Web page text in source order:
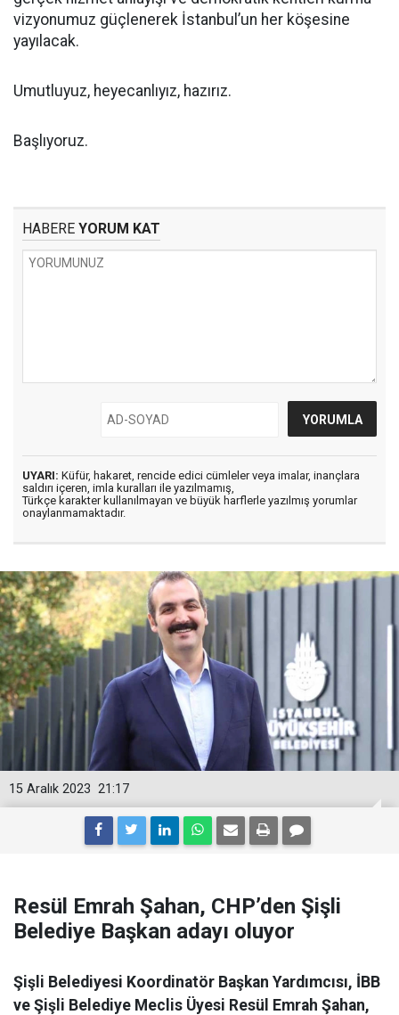
vizyonumuz güçlenerek İstanbul’un her köşesine
yayılacak.
Umutluyuz, heyecanlıyız, hazırız.
Başlıyoruz.
HABERE YORUM KAT
UYARI: Küfür, hakaret, rencide edici cümleler veya imalar, inançlara
saldırı içeren, imla kuralları ile yazılmamış,
Türkçe karakter kullanılmayan ve büyük harflerle yazılmış yorumlar
onaylanmamaktadır.
21:17
15 Aralık 2023
Resül Emrah Şahan, CHP’den Şişli
Belediye Başkan adayı oluyor
Şişli Belediyesi Koordinatör Başkan Yardımcısı, İBB
ve Şişli Belediye Meclis Üyesi Resül Emrah Şahan,